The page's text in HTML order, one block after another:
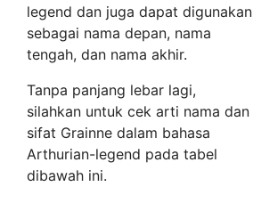
legend dan juga dapat digunakan
sebagai nama depan, nama
tengah, dan nama akhir.
Tanpa panjang lebar lagi,
silahkan untuk cek arti nama dan
sifat Grainne dalam bahasa
Arthurian-legend pada tabel
dibawah ini.